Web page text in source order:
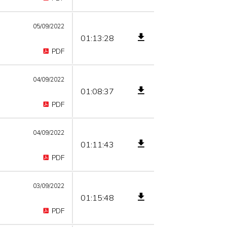
05/09/2022
PDF
01:13:28
04/09/2022
PDF
01:08:37
04/09/2022
PDF
01:11:43
03/09/2022
PDF
01:15:48